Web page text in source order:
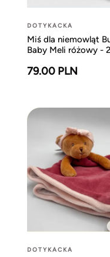
DOTYKACKA
Miś dla niemowląt
Baby Meli różowy -
79.00 PLN
DOTYKACKA